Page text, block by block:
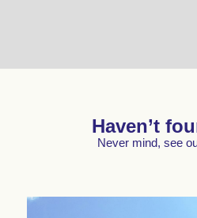
Haven’t
Never mind, see